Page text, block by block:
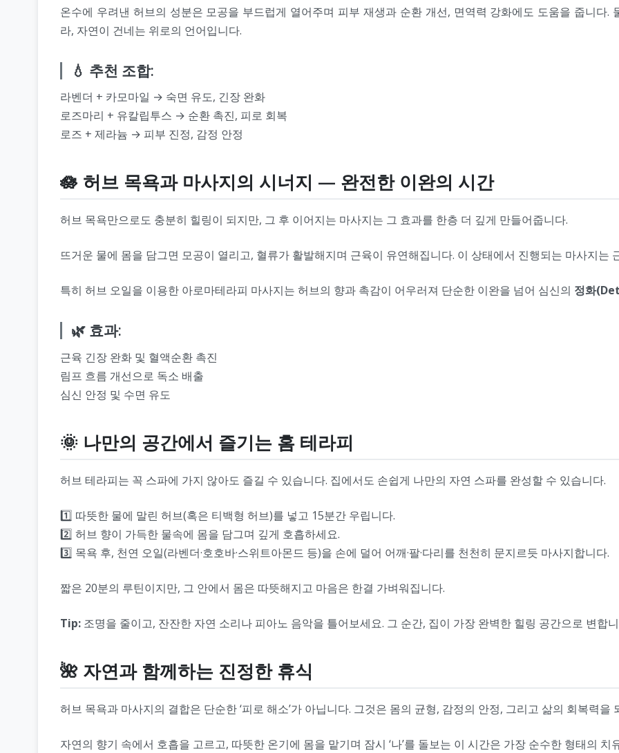
온수에 우려낸 허브의 성분은 모공을 부드럽게 열어주며 피부 재생과 순환 개선, 면역력 강화에도 도움을 줍니다
라, 자연이 건네는 위로의 언어입니다.
💧 추천 조합:
라벤더 + 카모마일 → 숙면 유도, 긴장 완화
로즈마리 + 유칼립투스 → 순환 촉진, 피로 회복
로즈 + 제라늄 → 피부 진정, 감정 안정
🪷 허브 목욕과 마사지의 시너지 — 완전한 이완의 시간
허브 목욕만으로도 충분히 힐링이 되지만, 그 후 이어지는 마사지는 그 효과를 한층 더 깊게 만들어줍니다.
뜨거운 물에 몸을 담그면 모공이 열리고, 혈류가 활발해지며 근육이 유연해집니다. 이 상태에서 진행되는 마사지는
특히 허브 오일을 이용한 아로마테라피 마사지는 허브의 향과 촉감이 어우러져 단순한 이완을 넘어 심신의 정화
🌿 효과:
근육 긴장 완화 및 혈액순환 촉진
림프 흐름 개선으로 독소 배출
심신 안정 및 수면 유도
🌞 나만의 공간에서 즐기는 홈 테라피
허브 테라피는 꼭 스파에 가지 않아도 즐길 수 있습니다. 집에서도 손쉽게 나만의 자연 스파를 완성할 수 있습니다.
1️⃣ 따뜻한 물에 말린 허브(혹은 티백형 허브)를 넣고 15분간 우립니다.
2️⃣ 허브 향이 가득한 물속에 몸을 담그며 깊게 호흡하세요.
3️⃣ 목욕 후, 천연 오일(라벤더·호호바·스위트아몬드 등)을 손에 덜어 어깨·팔·다리를 천천히 문지르듯 마사지합니다.
짧은 20분의 루틴이지만, 그 안에서 몸은 따뜻해지고 마음은 한결 가벼워집니다.
Tip: 조명을 줄이고, 잔잔한 자연 소리나 피아노 음악을 틀어보세요. 그 순간, 집이 가장 완벽한 힐링 공간으로 변합
🌺 자연과 함께하는 진정한 휴식
허브 목욕과 마사지의 결합은 단순한 ‘피로 해소’가 아닙니다. 그것은 몸의 균형, 감정의 안정, 그리고 삶의 회복력을
자연의 향기 속에서 호흡을 고르고, 따뜻한 온기에 몸을 맡기며 잠시 ‘나’를 돌보는 이 시간은 가장 순수한 형태의